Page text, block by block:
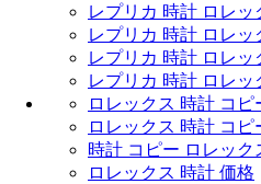
レプリカ 時計 ロレッ
レプリカ 時計 ロレッ
レプリカ 時計 ロレッ
レプリカ 時計 ロレッ
ロレックス 時計 コピ
ロレックス 時計 コピ
時計 コピー ロレック
ロレックス 時計 価格